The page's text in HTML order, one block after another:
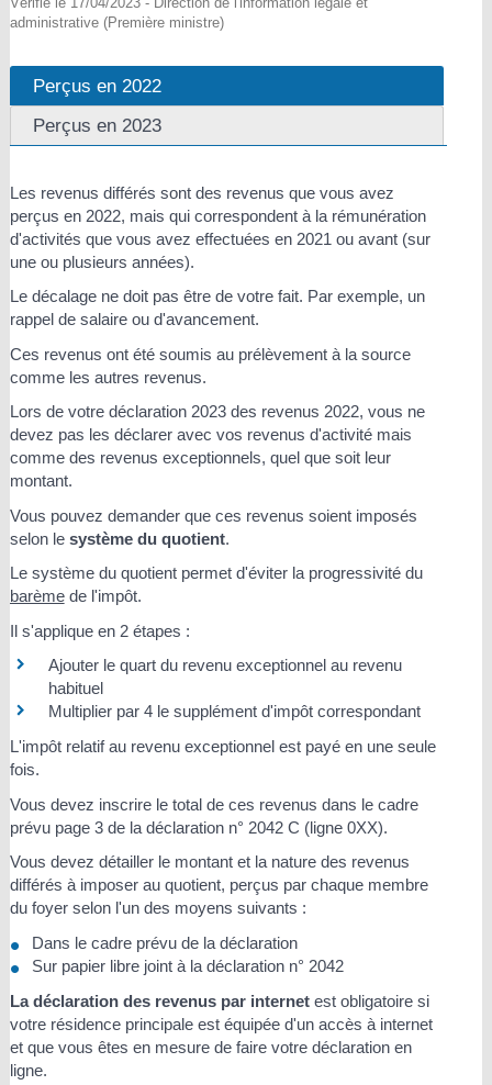
administrative (Première ministre)
Perçus en 2022
Perçus en 2023
Les revenus différés sont des revenus que vous avez
perçus en 2022, mais qui correspondent à la rémunération
d'activités que vous avez effectuées en 2021 ou avant (sur
une ou plusieurs années).
Le décalage ne doit pas être de votre fait. Par exemple, un
rappel de salaire ou d'avancement.
Ces revenus ont été soumis au prélèvement à la source
comme les autres revenus.
Lors de votre déclaration 2023 des revenus 2022, vous ne
devez pas les déclarer avec vos revenus d'activité mais
comme des revenus exceptionnels, quel que soit leur
montant.
Vous pouvez demander que ces revenus soient imposés
selon le système du quotient.
Le système du quotient permet d'éviter la progressivité du
barèmede l'impôt.
Il s'applique en 2 étapes :
Ajouter le quart du revenu exceptionnel au revenu
habituel
Multiplier par 4 le supplément d'impôt correspondant
L'impôt relatif au revenu exceptionnel est payé en une seule
fois.
Vous devez inscrire le total de ces revenus dans le cadre
prévu page 3 de la déclaration n° 2042 C (ligne 0XX).
Vous devez détailler le montant et la nature des revenus
différés à imposer au quotient, perçus par chaque membre
du foyer selon l'un des moyens suivants :
Dans le cadre prévu de la déclaration
Sur papier libre joint à la déclaration n° 2042
La déclaration des revenus par internetest obligatoire si
votre résidence principale est équipée d'un accès à internet
et que vous êtes en mesure de faire votre déclaration en
ligne.